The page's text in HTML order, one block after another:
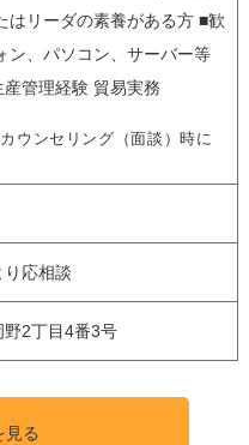
はリーダの素養がある方 ■歓
ン、パソコン、サーバー等
管理経験 貿易実務
ウンセリング（面談）時に
応相談
2丁目4番3号
見る